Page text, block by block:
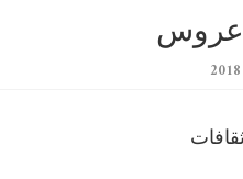
عروس